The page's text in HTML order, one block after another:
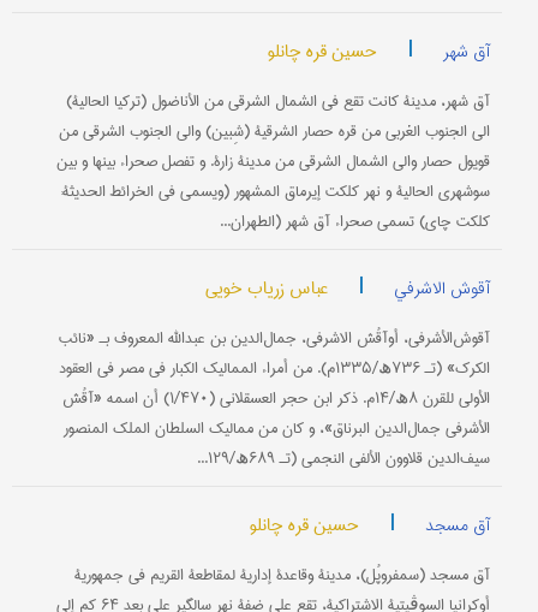
آق شهر | حسین قره چانلو
آق شهر، مدینة کانت تقع في الشمال الشرقي من الأناضول (ترکیا الحالیة)
الی الجنوب الغربي من قره حصار الشرقیة (شِبین) والی الجنوب الشرقي من
قویول حصار والی الشمال الشرقي من مدینة زارة. و تفصل صحراء بینها و بین
سوشهري الحالیة و نهر کلکت إیرماق المشهور (ویسمی في الخرائط الحدیثة:
کلکت چاي) تسمی صحراء آق شهر (الطهران...
آقوش الاشرفي | عباس زریاب خویي
آقوش‌الأشرفي، أوآقُش الاشرفي، جمال‌الدین بن عبدالله المعروف بـ «نائب
الکرک» (تـ ۷۳۶ھ/۱۳۳۵م). من أمراء الممالیک الکبار في مصر في العقود
الأولی للقرن ۸ھ/۱۴م. ذکر ابن حجر العسقلاني (۱/۴۷۰) أن اسمه «آقُش
الأشرفي جمال‌الدین البرناق»، و کان من ممالیک السلطان الملک المنصور
سیف‌الدین قلاوون الألفي النجمي (تـ ۶۸۹ھ/۱۲۹...
آق مسجد | حسین قره چانلو
آق مسجد (سمفروپُل)، مدینة وقاعدة إداریة لمقاطعة القریم في جمهوریة
أوکرانیا السوڤیتیة الاشتراکیة، تقع علی ضفة نهر سالگیر علی بعد ۶۴ کم إلی